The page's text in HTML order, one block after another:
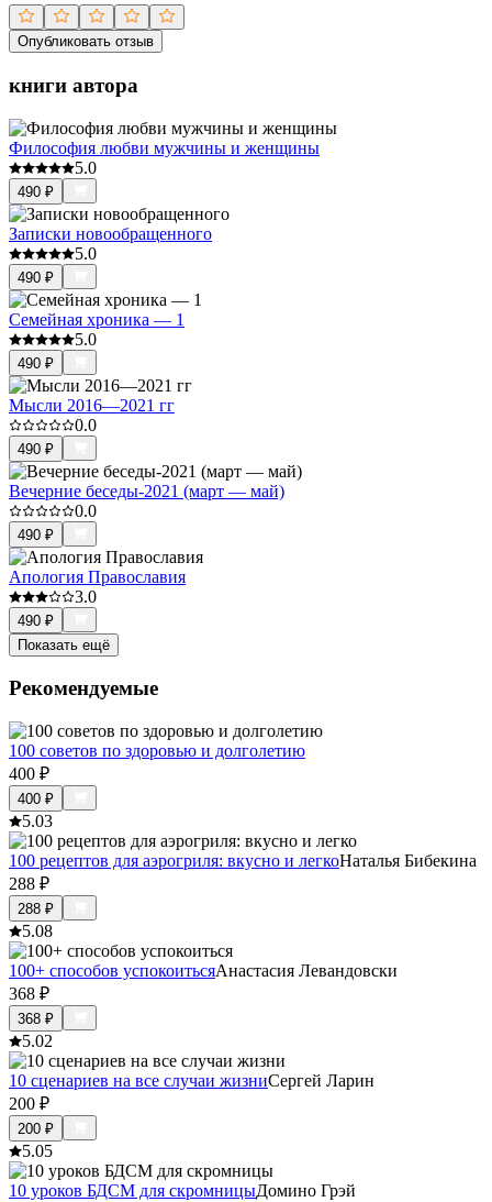
Опубликовать отзыв
книги автора
Философия любви мужчины и женщины
5.0
490 ₽
Записки новообращенного
5.0
490 ₽
Семейная хроника — 1
5.0
490 ₽
Мысли 2016—2021 гг
0.0
490 ₽
Вечерние беседы-2021 (март — май)
0.0
490 ₽
Апология Православия
3.0
490 ₽
Показать ещё
Рекомендуемые
100 советов по здоровью и долголетию
400 ₽
400 ₽
5.03
100 рецептов для аэрогриля: вкусно и легкоНаталья Бибекина
288 ₽
288 ₽
5.08
100+ способов успокоитьсяАнастасия Левандовски
368 ₽
368 ₽
5.02
10 сценариев на все случаи жизниСергей Ларин
200 ₽
200 ₽
5.05
10 уроков БДСМ для скромницыДомино Грэй